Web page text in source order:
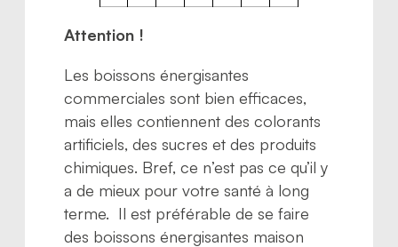
Attention !
Les boissons énergisantes
commerciales sont bien efficaces,
mais elles contiennent des colorants
artificiels, des sucres et des produits
chimiques. Bref, ce n’est pas ce qu’il y
a de mieux pour votre santé à long
terme. Il est préférable de se faire
des boissons énergisantes maison